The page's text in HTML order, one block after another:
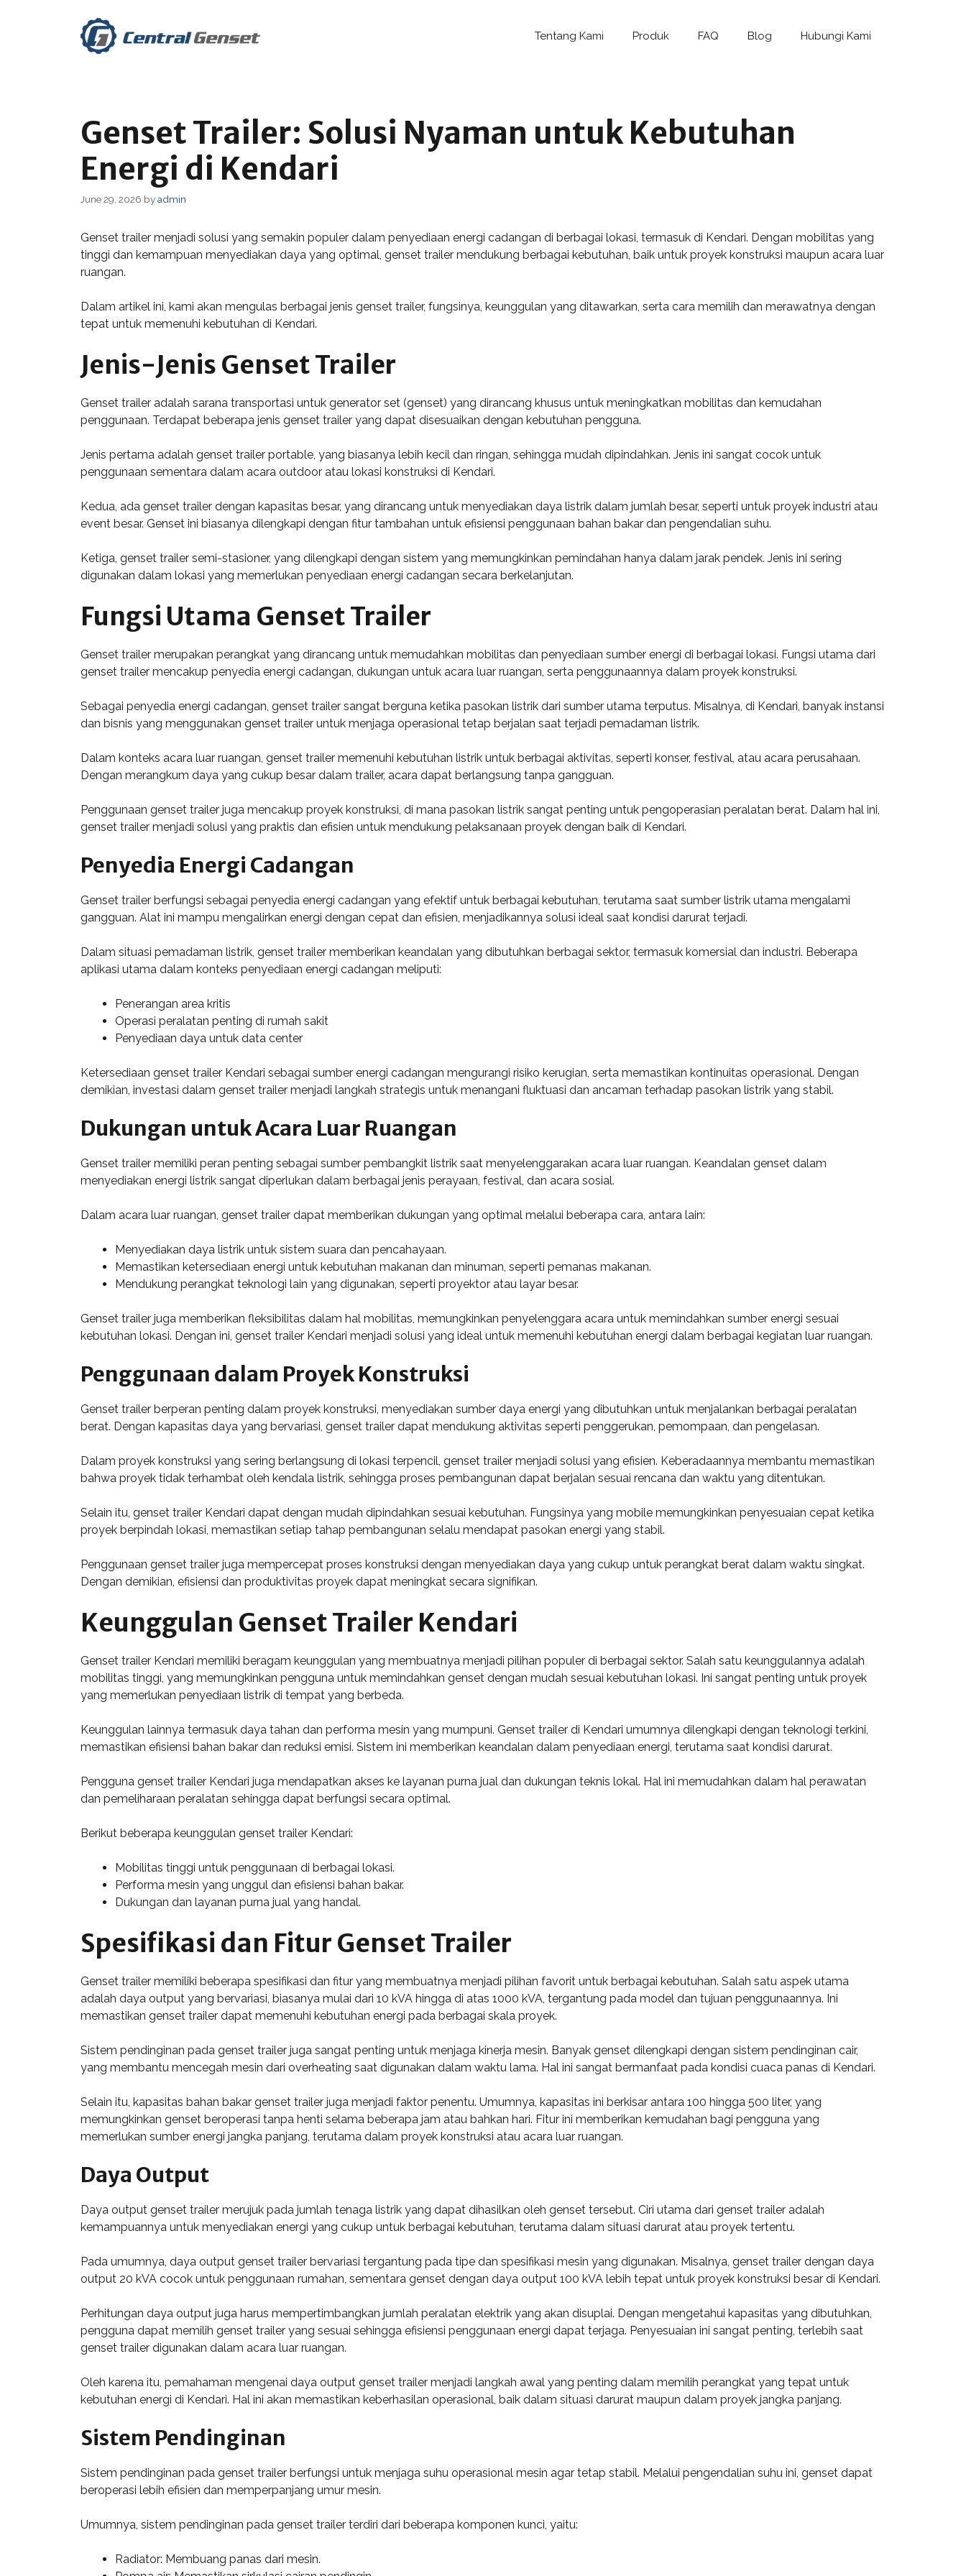
Tentang Kami Produk FAQ Blog Hubungi Kami
Genset Trailer: Solusi Nyaman untuk Kebutuhan
Energi di Kendari
June 29, 2026 byadmin
Genset trailer menjadi solusi yang semakin populer dalam penyediaan energi cadangan di berbagai lokasi, termasuk di Kendari. Dengan mobilitas yang
tinggi dan kemampuan menyediakan daya yang optimal, genset trailer mendukung berbagai kebutuhan, baik untuk proyek konstruksi maupun acara luar
ruangan.
Dalam artikel ini, kami akan mengulas berbagai jenis genset trailer, fungsinya, keunggulan yang ditawarkan, serta cara memilih dan merawatnya dengan
tepat untuk memenuhi kebutuhan di Kendari.
Jenis-Jenis Genset Trailer
Genset trailer adalah sarana transportasi untuk generator set (genset) yang dirancang khusus untuk meningkatkan mobilitas dan kemudahan
penggunaan. Terdapat beberapa jenis genset trailer yang dapat disesuaikan dengan kebutuhan pengguna.
Jenis pertama adalah genset trailer portable, yang biasanya lebih kecil dan ringan, sehingga mudah dipindahkan. Jenis ini sangat cocok untuk
penggunaan sementara dalam acara outdoor atau lokasi konstruksi di Kendari.
Kedua, ada genset trailer dengan kapasitas besar, yang dirancang untuk menyediakan daya listrik dalam jumlah besar, seperti untuk proyek industri atau
event besar. Genset ini biasanya dilengkapi dengan fitur tambahan untuk efisiensi penggunaan bahan bakar dan pengendalian suhu.
Ketiga, genset trailer semi-stasioner, yang dilengkapi dengan sistem yang memungkinkan pemindahan hanya dalam jarak pendek. Jenis ini sering
digunakan dalam lokasi yang memerlukan penyediaan energi cadangan secara berkelanjutan.
Fungsi Utama Genset Trailer
Genset trailer merupakan perangkat yang dirancang untuk memudahkan mobilitas dan penyediaan sumber energi di berbagai lokasi. Fungsi utama dari
genset trailer mencakup penyedia energi cadangan, dukungan untuk acara luar ruangan, serta penggunaannya dalam proyek konstruksi.
Sebagai penyedia energi cadangan, genset trailer sangat berguna ketika pasokan listrik dari sumber utama terputus. Misalnya, di Kendari, banyak instansi
dan bisnis yang menggunakan genset trailer untuk menjaga operasional tetap berjalan saat terjadi pemadaman listrik.
Dalam konteks acara luar ruangan, genset trailer memenuhi kebutuhan listrik untuk berbagai aktivitas, seperti konser, festival, atau acara perusahaan.
Dengan merangkum daya yang cukup besar dalam trailer, acara dapat berlangsung tanpa gangguan.
Penggunaan genset trailer juga mencakup proyek konstruksi, di mana pasokan listrik sangat penting untuk pengoperasian peralatan berat. Dalam hal ini,
genset trailer menjadi solusi yang praktis dan efisien untuk mendukung pelaksanaan proyek dengan baik di Kendari.
Penyedia Energi Cadangan
Genset trailer berfungsi sebagai penyedia energi cadangan yang efektif untuk berbagai kebutuhan, terutama saat sumber listrik utama mengalami
gangguan. Alat ini mampu mengalirkan energi dengan cepat dan efisien, menjadikannya solusi ideal saat kondisi darurat terjadi.
Dalam situasi pemadaman listrik, genset trailer memberikan keandalan yang dibutuhkan berbagai sektor, termasuk komersial dan industri. Beberapa
aplikasi utama dalam konteks penyediaan energi cadangan meliputi:
Penerangan area kritis
Operasi peralatan penting di rumah sakit
Penyediaan daya untuk data center
Ketersediaan genset trailer Kendari sebagai sumber energi cadangan mengurangi risiko kerugian, serta memastikan kontinuitas operasional. Dengan
demikian, investasi dalam genset trailer menjadi langkah strategis untuk menangani fluktuasi dan ancaman terhadap pasokan listrik yang stabil.
Dukungan untuk Acara Luar Ruangan
Genset trailer memiliki peran penting sebagai sumber pembangkit listrik saat menyelenggarakan acara luar ruangan. Keandalan genset dalam
menyediakan energi listrik sangat diperlukan dalam berbagai jenis perayaan, festival, dan acara sosial.
Dalam acara luar ruangan, genset trailer dapat memberikan dukungan yang optimal melalui beberapa cara, antara lain:
Menyediakan daya listrik untuk sistem suara dan pencahayaan.
Memastikan ketersediaan energi untuk kebutuhan makanan dan minuman, seperti pemanas makanan.
Mendukung perangkat teknologi lain yang digunakan, seperti proyektor atau layar besar.
Genset trailer juga memberikan fleksibilitas dalam hal mobilitas, memungkinkan penyelenggara acara untuk memindahkan sumber energi sesuai
kebutuhan lokasi. Dengan ini, genset trailer Kendari menjadi solusi yang ideal untuk memenuhi kebutuhan energi dalam berbagai kegiatan luar ruangan.
Penggunaan dalam Proyek Konstruksi
Genset trailer berperan penting dalam proyek konstruksi, menyediakan sumber daya energi yang dibutuhkan untuk menjalankan berbagai peralatan
berat. Dengan kapasitas daya yang bervariasi, genset trailer dapat mendukung aktivitas seperti penggerukan, pemompaan, dan pengelasan.
Dalam proyek konstruksi yang sering berlangsung di lokasi terpencil, genset trailer menjadi solusi yang efisien. Keberadaannya membantu memastikan
bahwa proyek tidak terhambat oleh kendala listrik, sehingga proses pembangunan dapat berjalan sesuai rencana dan waktu yang ditentukan.
Selain itu, genset trailer Kendari dapat dengan mudah dipindahkan sesuai kebutuhan. Fungsinya yang mobile memungkinkan penyesuaian cepat ketika
proyek berpindah lokasi, memastikan setiap tahap pembangunan selalu mendapat pasokan energi yang stabil.
Penggunaan genset trailer juga mempercepat proses konstruksi dengan menyediakan daya yang cukup untuk perangkat berat dalam waktu singkat.
Dengan demikian, efisiensi dan produktivitas proyek dapat meningkat secara signifikan.
Keunggulan Genset Trailer Kendari
Genset trailer Kendari memiliki beragam keunggulan yang membuatnya menjadi pilihan populer di berbagai sektor. Salah satu keunggulannya adalah
mobilitas tinggi, yang memungkinkan pengguna untuk memindahkan genset dengan mudah sesuai kebutuhan lokasi. Ini sangat penting untuk proyek
yang memerlukan penyediaan listrik di tempat yang berbeda.
Keunggulan lainnya termasuk daya tahan dan performa mesin yang mumpuni. Genset trailer di Kendari umumnya dilengkapi dengan teknologi terkini,
memastikan efisiensi bahan bakar dan reduksi emisi. Sistem ini memberikan keandalan dalam penyediaan energi, terutama saat kondisi darurat.
Pengguna genset trailer Kendari juga mendapatkan akses ke layanan purna jual dan dukungan teknis lokal. Hal ini memudahkan dalam hal perawatan
dan pemeliharaan peralatan sehingga dapat berfungsi secara optimal.
Berikut beberapa keunggulan genset trailer Kendari:
Mobilitas tinggi untuk penggunaan di berbagai lokasi.
Performa mesin yang unggul dan efisiensi bahan bakar.
Dukungan dan layanan purna jual yang handal.
Spesifikasi dan Fitur Genset Trailer
Genset trailer memiliki beberapa spesifikasi dan fitur yang membuatnya menjadi pilihan favorit untuk berbagai kebutuhan. Salah satu aspek utama
adalah daya output yang bervariasi, biasanya mulai dari 10 kVA hingga di atas 1000 kVA, tergantung pada model dan tujuan penggunaannya. Ini
memastikan genset trailer dapat memenuhi kebutuhan energi pada berbagai skala proyek.
Sistem pendinginan pada genset trailer juga sangat penting untuk menjaga kinerja mesin. Banyak genset dilengkapi dengan sistem pendinginan cair,
yang membantu mencegah mesin dari overheating saat digunakan dalam waktu lama. Hal ini sangat bermanfaat pada kondisi cuaca panas di Kendari.
Selain itu, kapasitas bahan bakar genset trailer juga menjadi faktor penentu. Umumnya, kapasitas ini berkisar antara 100 hingga 500 liter, yang
memungkinkan genset beroperasi tanpa henti selama beberapa jam atau bahkan hari. Fitur ini memberikan kemudahan bagi pengguna yang
memerlukan sumber energi jangka panjang, terutama dalam proyek konstruksi atau acara luar ruangan.
Daya Output
Daya output genset trailer merujuk pada jumlah tenaga listrik yang dapat dihasilkan oleh genset tersebut. Ciri utama dari genset trailer adalah
kemampuannya untuk menyediakan energi yang cukup untuk berbagai kebutuhan, terutama dalam situasi darurat atau proyek tertentu.
Pada umumnya, daya output genset trailer bervariasi tergantung pada tipe dan spesifikasi mesin yang digunakan. Misalnya, genset trailer dengan daya
output 20 kVA cocok untuk penggunaan rumahan, sementara genset dengan daya output 100 kVA lebih tepat untuk proyek konstruksi besar di Kendari.
Perhitungan daya output juga harus mempertimbangkan jumlah peralatan elektrik yang akan disuplai. Dengan mengetahui kapasitas yang dibutuhkan,
pengguna dapat memilih genset trailer yang sesuai sehingga efisiensi penggunaan energi dapat terjaga. Penyesuaian ini sangat penting, terlebih saat
genset trailer digunakan dalam acara luar ruangan.
Oleh karena itu, pemahaman mengenai daya output genset trailer menjadi langkah awal yang penting dalam memilih perangkat yang tepat untuk
kebutuhan energi di Kendari. Hal ini akan memastikan keberhasilan operasional, baik dalam situasi darurat maupun dalam proyek jangka panjang.
Sistem Pendinginan
Sistem pendinginan pada genset trailer berfungsi untuk menjaga suhu operasional mesin agar tetap stabil. Melalui pengendalian suhu ini, genset dapat
beroperasi lebih efisien dan memperpanjang umur mesin.
Umumnya, sistem pendinginan pada genset trailer terdiri dari beberapa komponen kunci, yaitu:
Radiator: Membuang panas dari mesin.